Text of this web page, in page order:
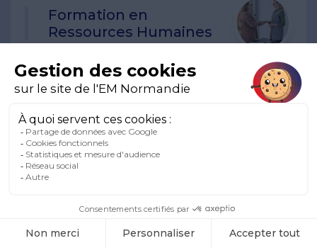
Formation en
Ressources Humaines
Quelles sont les opportunités de
carrière après une alternance en
ressources humaines ?
Pourquoi intégrer un programme en
Pourquoi une formation en ressources